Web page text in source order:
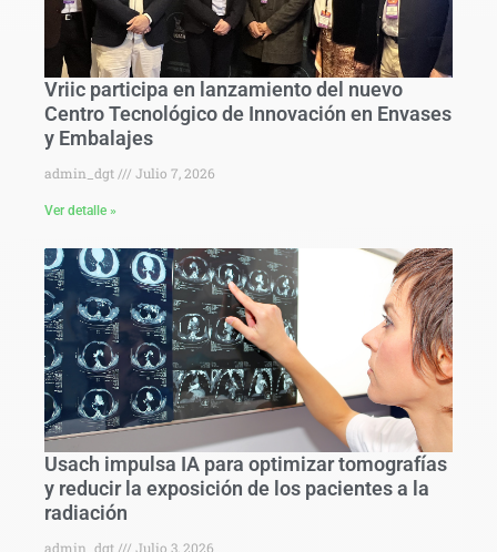
Vriic participa en lanzamiento del nuevo
Centro Tecnológico de Innovación en Envases
y Embalajes
admin_dgt Julio 7, 2026
Ver detalle »
Usach impulsa IA para optimizar tomografías
y reducir la exposición de los pacientes a la
radiación
admin_dgt Julio 3, 2026